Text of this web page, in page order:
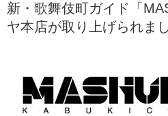
新・歌舞伎町ガイド「
ヤ本店が取り上げられま